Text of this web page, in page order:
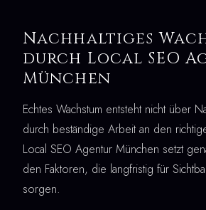
Nachhaltiges
durch Local SEO
München
Echtes Wachstum entsteht nicht über
durch beständige Arbeit an den
Local SEO Agentur München setzt
den Faktoren, die langfristig für
sorgen.